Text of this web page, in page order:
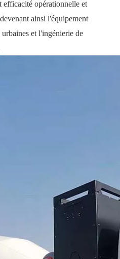
opérationnelle et
ainsi l'équipement
et l'ingénierie de